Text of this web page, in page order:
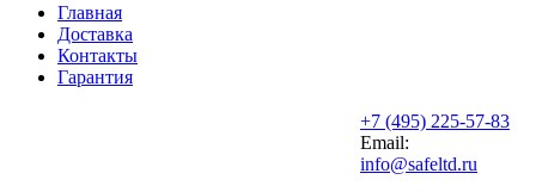
Главная
Доставка
Контакты
Гарантия
+7 (495) 225-57-83
Email:
info@safeltd.ru